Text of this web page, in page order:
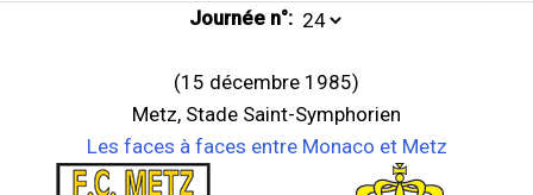
Journée n°:
(15 décembre 1985)
Metz, Stade Saint-Symphorien
Les faces à faces entre Monaco et Metz